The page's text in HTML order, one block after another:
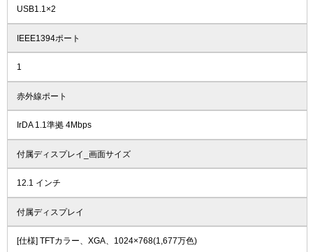
USB1.1×2
IEEE1394ポート
1
赤外線ポート
IrDA 1.1準拠 4Mbps
付属ディスプレイ_画面サイズ
12.1 インチ
付属ディスプレイ
[仕様] TFTカラー、XGA、1024×768(1,677万色)